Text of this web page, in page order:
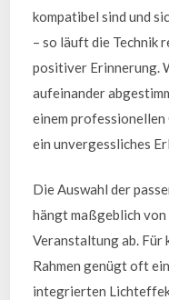
kompatibel sind und
– so läuft die Technik
positiver Erinnerung.
aufeinander
einem professionellen
ein unvergessliches
Die Auswahl der
hängt maßgeblich
Veranstaltung ab. Für
Rahmen genügt oft
integrierten